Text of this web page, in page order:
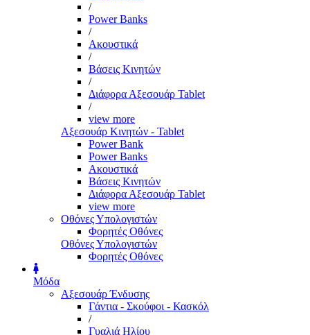
/
Power Banks
/
Ακουστικά
/
Βάσεις Κινητών
/
Διάφορα Αξεσουάρ Tablet
/
view more
Αξεσουάρ Κινητών - Tablet
Power Bank
Power Banks
Ακουστικά
Βάσεις Κινητών
Διάφορα Αξεσουάρ Tablet
view more
Οθόνες Υπολογιστών
Φορητές Οθόνες
Οθόνες Υπολογιστών
Φορητές Οθόνες
Μόδα
Αξεσουάρ Ένδυσης
Γάντια - Σκούφοι - Κασκόλ
/
Γυαλιά Ηλίου